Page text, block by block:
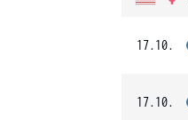
17.10.
17.10.